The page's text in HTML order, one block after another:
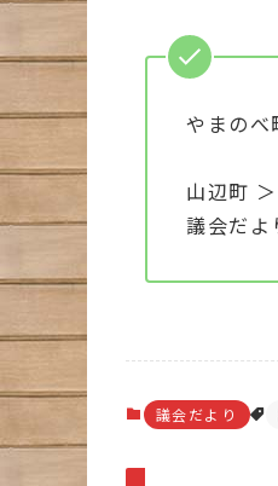
やまのべ
山辺町
議会だ
議会だより